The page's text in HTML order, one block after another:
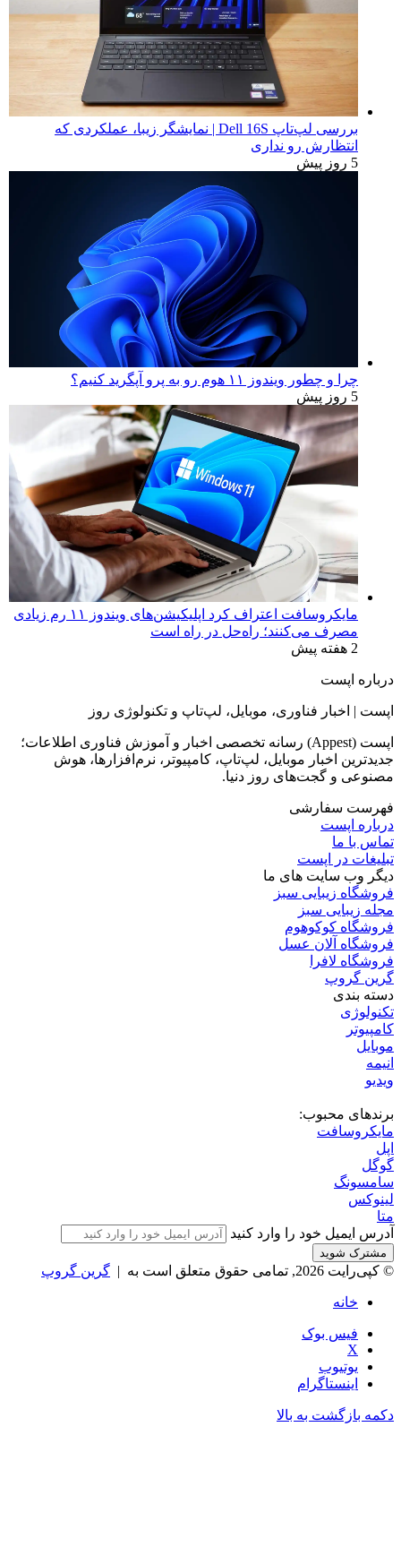
بررسی لپ‌تاپ Dell 16S | نمایشگر زیبا، عملکردی که
انتظارش رو نداری
5 روز پیش
چرا و چطور ویندوز ۱۱ هوم رو به پرو آپگرید کنیم؟
5 روز پیش
مایکروسافت اعتراف کرد اپلیکیشن‌های ویندوز ۱۱ رم زیادی
مصرف می‌کنند؛ راه‌حل در راه است
2 هفته پیش
درباره اپست
اپست | اخبار فناوری، موبایل، لپ‌تاپ و تکنولوژی روز
اپست (Appest) رسانه تخصصی اخبار و آموزش فناوری اطلاعات؛
جدیدترین اخبار موبایل، لپ‌تاپ، کامپیوتر، نرم‌افزارها، هوش
مصنوعی و گجت‌های روز دنیا.
فهرست سفارشی
درباره اپست
تماس با ما
تبلیغات در اپست
دیگر وب سایت های ما
فروشگاه زیبایی سبز
مجله زیبایی سبز
فروشگاه کوکوهوم
فروشگاه آلان عسل
فروشگاه لافرا
گرین گروپ
دسته بندی
تکنولوژی
کامپیوتر
موبایل
انیمه
ویدیو
برندهای محبوب:
مایکروسافت
اپل
گوگل
سامسونگ
لینوکس
متا
آدرس ایمیل خود را وارد کنید
© کپی‌رایت 2026, تمامی حقوق متعلق است به | گرین گروپ
خانه
فیس بوک
X
یوتیوب
اینستاگرام
دکمه بازگشت به بالا